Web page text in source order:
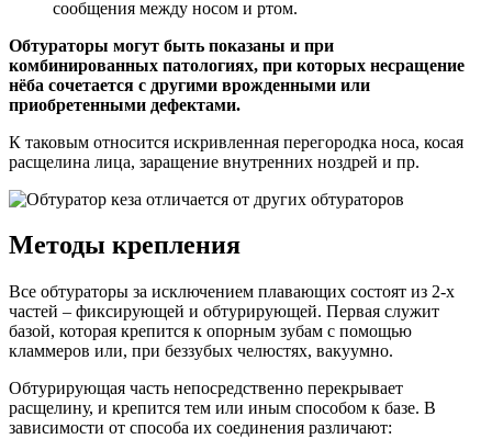
сообщения между носом и ртом.
Обтураторы могут быть показаны и при
комбинированных патологиях, при которых несращение
нёба сочетается с другими врожденными или
приобретенными дефектами.
К таковым относится искривленная перегородка носа, косая
расщелина лица, заращение внутренних ноздрей и пр.
Методы крепления
Все обтураторы за исключением плавающих состоят из 2-х
частей – фиксирующей и обтурирующей. Первая служит
базой, которая крепится к опорным зубам с помощью
кламмеров или, при беззубых челюстях, вакуумно.
Обтурирующая часть непосредственно перекрывает
расщелину, и крепится тем или иным способом к базе. В
зависимости от способа их соединения различают: